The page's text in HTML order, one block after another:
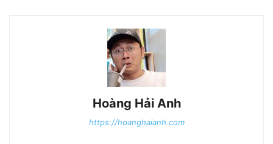
Hoàng Hải Anh
https://hoanghaianh.com